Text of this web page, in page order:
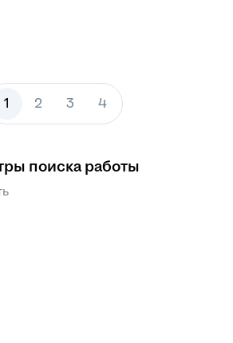
1 2 3 4
поиска работы